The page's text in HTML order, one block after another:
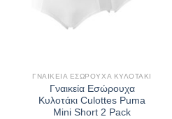
ΓΝΑΙΚΕΊΑ ΕΣΏΡΟΥΧΑ ΚΥΛΟΤΆΚΙ
Γναικεία Εσώρουχα
Κυλοτάκι Culottes Puma
Mini Short 2 Pack